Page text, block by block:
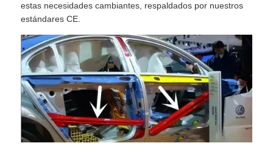
estas necesidades cambiantes, respaldados por nuestros
estándares CE.